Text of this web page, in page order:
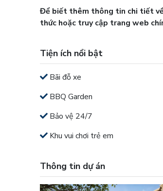
Để biết thêm thông tin chi tiết về
thức hoặc truy cập trang web
Tiện ích nổi bật
Bãi đỗ xe
BBQ Garden
Bảo vệ 24/7
Khu vui chơi trẻ em
Thông tin dự án